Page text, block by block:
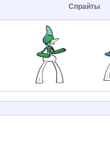
Спрайты